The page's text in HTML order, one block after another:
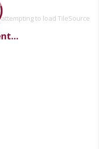
to load TileSource